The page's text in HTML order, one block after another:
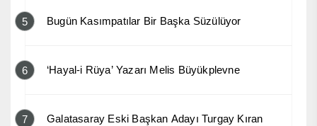
5 Bugün Kasımpatılar Bir Başka Süzülüyor
6 ‘Hayal-i Rüya’ Yazarı Melis Büyükplevne
7 Galatasaray Eski Başkan Adayı Turgay Kıran